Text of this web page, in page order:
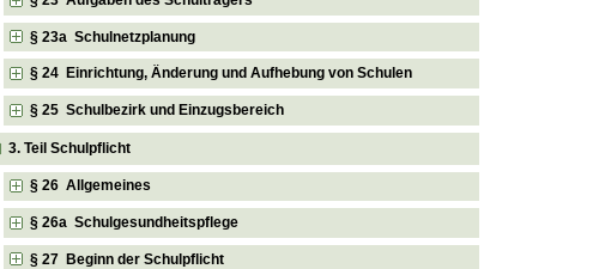
§ 23a Schulnetzplanung
§ 24 Einrichtung, Änderung und Aufhebung von Schulen
§ 25 Schulbezirk und Einzugsbereich
3. Teil Schulpflicht
§ 26 Allgemeines
§ 26a Schulgesundheitspflege
§ 27 Beginn der Schulpflicht